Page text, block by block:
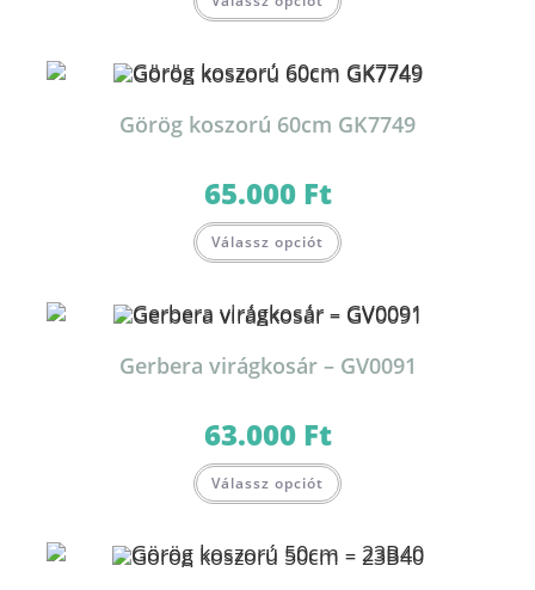
Görög koszorú 60cm GK7749
65.000 Ft
Válassz opciót
Gerbera virágkosár – GV0091
63.000 Ft
Válassz opciót